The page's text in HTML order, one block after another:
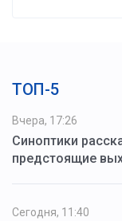
ТОП-5
Вчера, 17:26
Синоптики
предстоящие
Сегодня, 11:40